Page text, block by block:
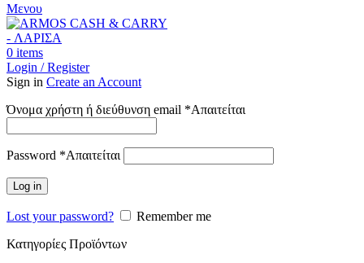
Μενου
0 items
Login / Register
Sign in Create an Account
Όνομα χρήστη ή διεύθυνση email *Απαιτείται
Password *Απαιτείται
Log in
Lost your password?
Remember me
Κατηγορίες Προϊόντων